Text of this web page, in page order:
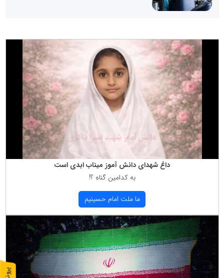
داغ شهدای دانش آموز میناب ابدی است
به كدامین گناه ؟!
ما ملت امام حسینیم